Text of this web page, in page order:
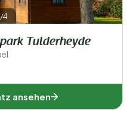
4
Tulderheyde
ansehen